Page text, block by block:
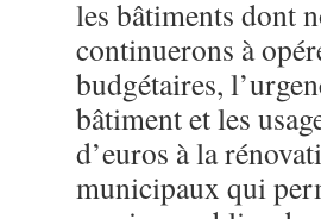
les bâtiments dont
continuerons à
budgétaires,
bâtiment et les
d’euros à la
municipaux qui